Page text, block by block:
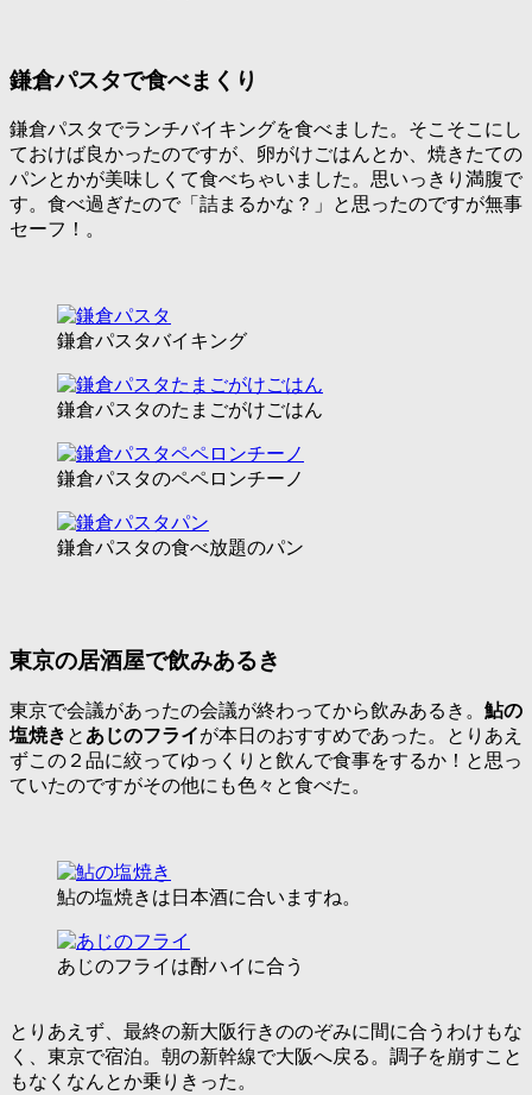
鎌倉パスタで食べまくり
鎌倉パスタでランチバイキングを食べました。そこそこにし
ておけば良かったのですが、卵がけごはんとか、焼きたての
パンとかが美味しくて食べちゃいました。思いっきり満腹で
す。食べ過ぎたので「詰まるかな？」と思ったのですが無事
セーフ！。
鎌倉パスタバイキング
鎌倉パスタのたまごがけごはん
鎌倉パスタのペペロンチーノ
鎌倉パスタの食べ放題のパン
東京の居酒屋で飲みあるき
東京で会議があったの会議が終わってから飲みあるき。 鮎の
塩焼き と あじのフライが本日のおすすめであった。とりあえ
ずこの２品に絞ってゆっくりと飲んで食事をするか！と思っ
ていたのですがその他にも色々と食べた。
鮎の塩焼きは日本酒に合いますね。
あじのフライは酎ハイに合う
とりあえず、最終の新大阪行きののぞみに間に合うわけもな
く、東京で宿泊。朝の新幹線で大阪へ戻る。調子を崩すこと
もなくなんとか乗りきった。